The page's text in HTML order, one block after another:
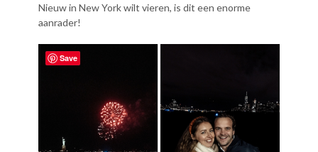
Nieuw in New York wilt vieren, is dit een enorme
aanrader!
Save